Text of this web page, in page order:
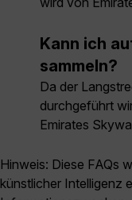
Kann ich
sammeln?
Da der
durchgeführt
Emirates
Hinweis: Diese FAQs
künstlicher Intelligenz